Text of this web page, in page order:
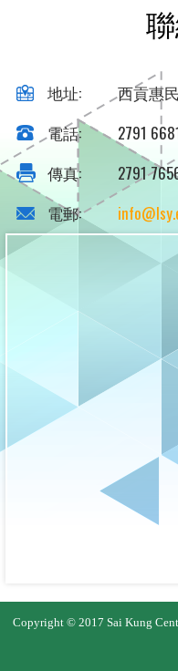
地址:
西貢惠
電話:
2791
傳真:
2791
電郵:
Copyright © 2017 Sai Kung